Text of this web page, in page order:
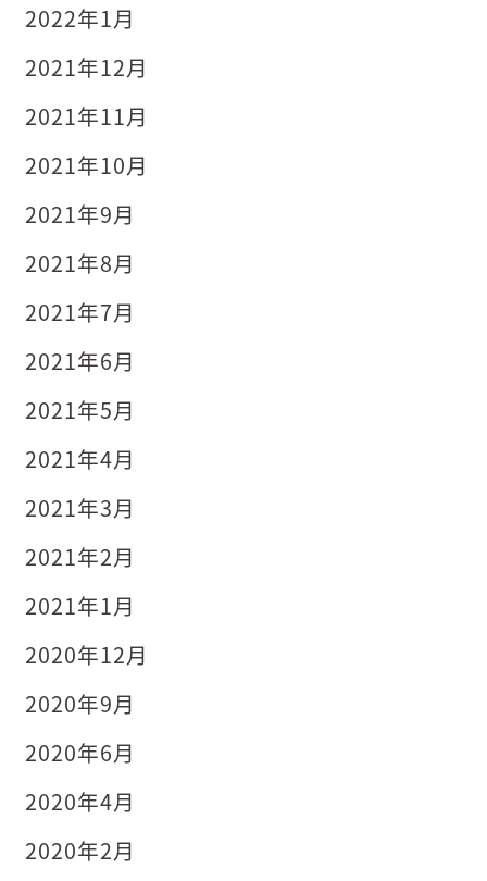
2022年1月
2021年12月
2021年11月
2021年10月
2021年9月
2021年8月
2021年7月
2021年6月
2021年5月
2021年4月
2021年3月
2021年2月
2021年1月
2020年12月
2020年9月
2020年6月
2020年4月
2020年2月